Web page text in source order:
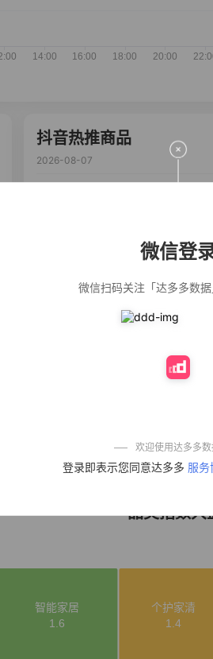
微信登
微信扫码关注「达多多数
欢迎使用达多多
登录即表示您同意达多多 服务
抖音热推商品
2026-08-07
污渍除菌除螨3倍
洁净去渍家用去
重油污去油王污
清洗剂
一品欢【10包鲜
免煮开袋即食劲
艾草抽绳式免撕
*310g/袋红油麻
酱凉皮开袋即食
现做现发
品类指数大